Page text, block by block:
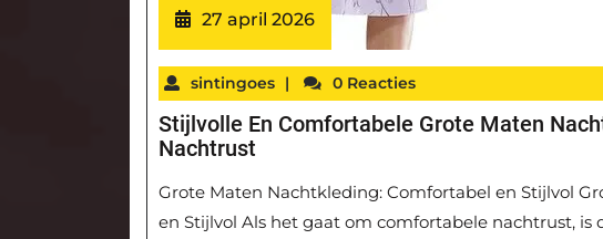
27 april 2026
sintingoes | 0 Reacties
Stijlvolle En Comfortabele Grote Maten
Nachtrust
Grote Maten Nachtkleding: Comfortabel en Stijlvol
en Stijlvol Als het gaat om comfortabele nachtrust, is